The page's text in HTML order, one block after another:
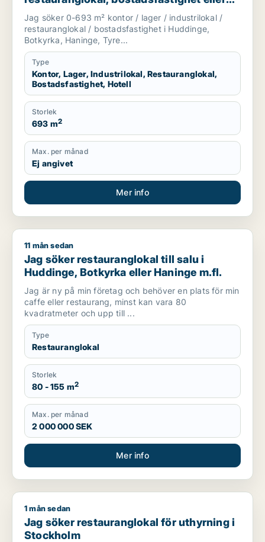
hotell till salu i Huddinge, Botkyrka eller
Haninge m.fl.
Jag söker 0-693 m² kontor / lager / industrilokal /
restauranglokal / bostadsfastighet i Huddinge,
Botkyrka, Haninge, Tyre...
Type
Kontor, Lager, Industrilokal, Restauranglokal,
Bostadsfastighet, Hotell
Storlek
693 m2
Max. per månad
Ej angivet
Mer info
Jag söker restauranglokal till salu i Huddinge, Botkyrka
11 mån sedan
Jag söker restauranglokal till salu i
Huddinge, Botkyrka eller Haninge m.fl.
Jag är ny på min företag och behöver en plats för min
caffe eller restaurang, minst kan vara 80
kvadratmeter och upp till ...
Type
Restauranglokal
Storlek
80 - 155 m2
Max. per månad
2 000 000 SEK
Mer info
Jag söker restauranglokal för uthyrning i Stockholm
1 mån sedan
Jag söker restauranglokal för uthyrning i
Stockholm